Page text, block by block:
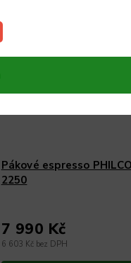
Pákové espresso
2250
6 603 Kč bez DPH
7 990 Kč